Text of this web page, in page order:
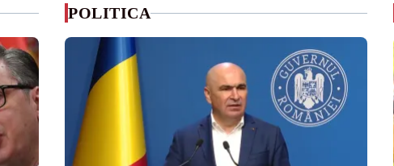
POLITICA